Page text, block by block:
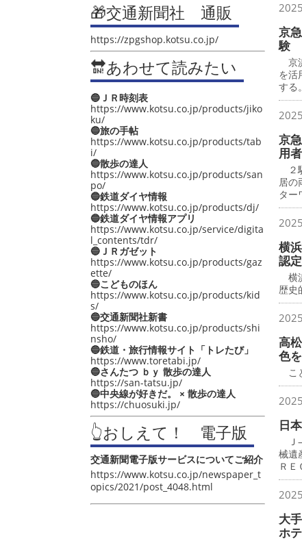
🎁交通新聞社 通販
https://zpgshop.kotsu.co.jp/
🔛あわせて読みたい
🔵ＪＲ時刻表
https://www.kotsu.co.jp/products/jiko
ku/
🔵旅の手帖
https://www.kotsu.co.jp/products/tab
i/
🔵散歩の達人
https://www.kotsu.co.jp/products/san
po/
🔵鉄道ダイヤ情報
https://www.kotsu.co.jp/products/dj/
🔵鉄道ダイヤ情報アプリ
https://www.kotsu.co.jp/service/digita
l_contents/tdr/
🔵ＪＲガゼット
https://www.kotsu.co.jp/products/gaz
ette/
🔵こどものほん
https://www.kotsu.co.jp/products/kid
s/
🔵交通新聞社新書
https://www.kotsu.co.jp/products/shi
nsho/
🔵鉄道・旅行情報サイト「トレたび」
https://www.toretabi.jp/
🔵さんたつ ｂｙ 散歩の達人
https://san-tatsu.jp/
🔵中央線が好きだ。 × 散歩の達人
https://chuosuki.jp/
👆おしえて！ 電子版
交通新聞電子版サービスについてご紹介
https://www.kotsu.co.jp/newspaper_t
opics/2021/post_4048.html
京
験
京
を活
する。
京
用
２
居の
ター
横
認定
横
歴史
高
色
こ
日
Ｊ
械遺
Ｒ
大
ホ